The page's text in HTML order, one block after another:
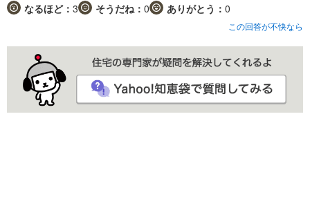
なるほど： 3 そうだね： 0 ありがとう： 0
この回答が不快なら